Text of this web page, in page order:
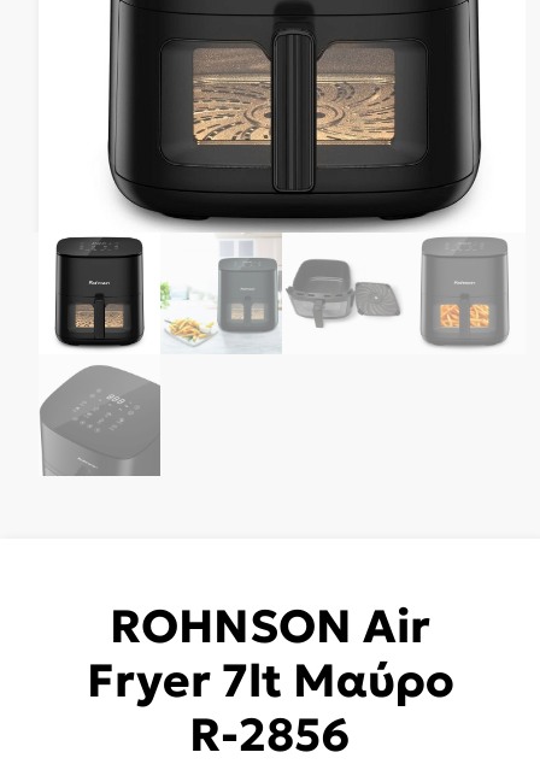
ROHNSON Air
Fryer 7lt Μαύρο
R-2856